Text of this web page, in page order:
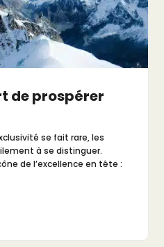
de prospérer
se fait rare, les
à se distinguer.
de l’excellence en tête :